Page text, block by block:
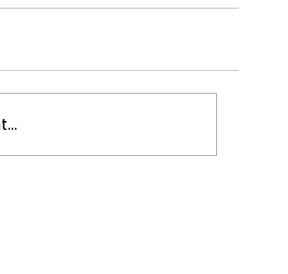
단기 선교 8월 1일부터 13일까지
선교를 다녀옵니다. 관심과 기도
. • 가정교회 평신도 세미나 등록
가 어스틴 늘푸른교회에서 9월 25
지 있습니다. 등록마감은 8월 7일